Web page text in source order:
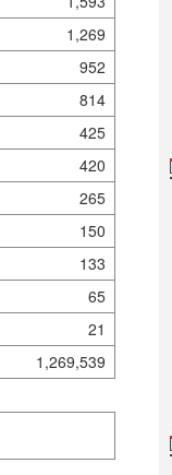
1,269
952
814
425
420
265
150
133
65
21
1,269,539